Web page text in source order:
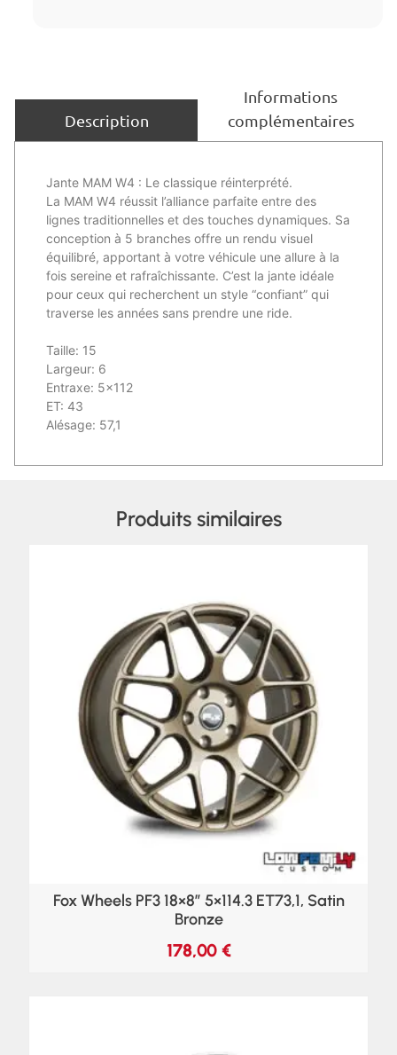
Description
Informations
complémentaires
Jante MAM W4 : Le classique réinterprété.
La MAM W4 réussit l’alliance parfaite entre des
lignes traditionnelles et des touches dynamiques. Sa
conception à 5 branches offre un rendu visuel
équilibré, apportant à votre véhicule une allure à la
fois sereine et rafraîchissante. C’est la jante idéale
pour ceux qui recherchent un style “confiant” qui
traverse les années sans prendre une ride.
Taille: 15
Largeur: 6
Entraxe: 5×112
ET: 43
Alésage: 57,1
Produits similaires
Fox Wheels PF3 18×8″ 5×114.3 ET73,1, Satin
Bronze
178,00 €